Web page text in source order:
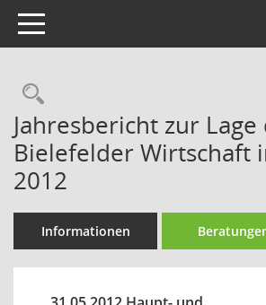
Toggle navigation
Rechercheauswahl
Jahresbericht zur
Bielefelder Wirtschaft
2012
Informationen